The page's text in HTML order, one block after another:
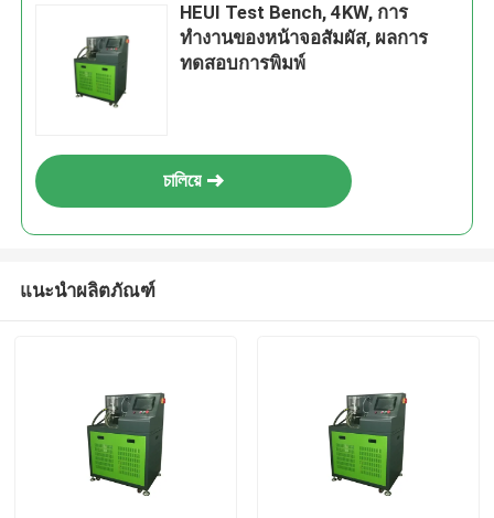
HEUI Test Bench, 4KW, การ
ทำงานของหน้าจอสัมผัส, ผลการ
ทดสอบการพิมพ์
চালিয়ে
แนะนำผลิตภัณฑ์